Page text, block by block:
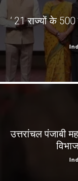
‘ 21 राज्यों के
उत्तरांचल पंजाबी